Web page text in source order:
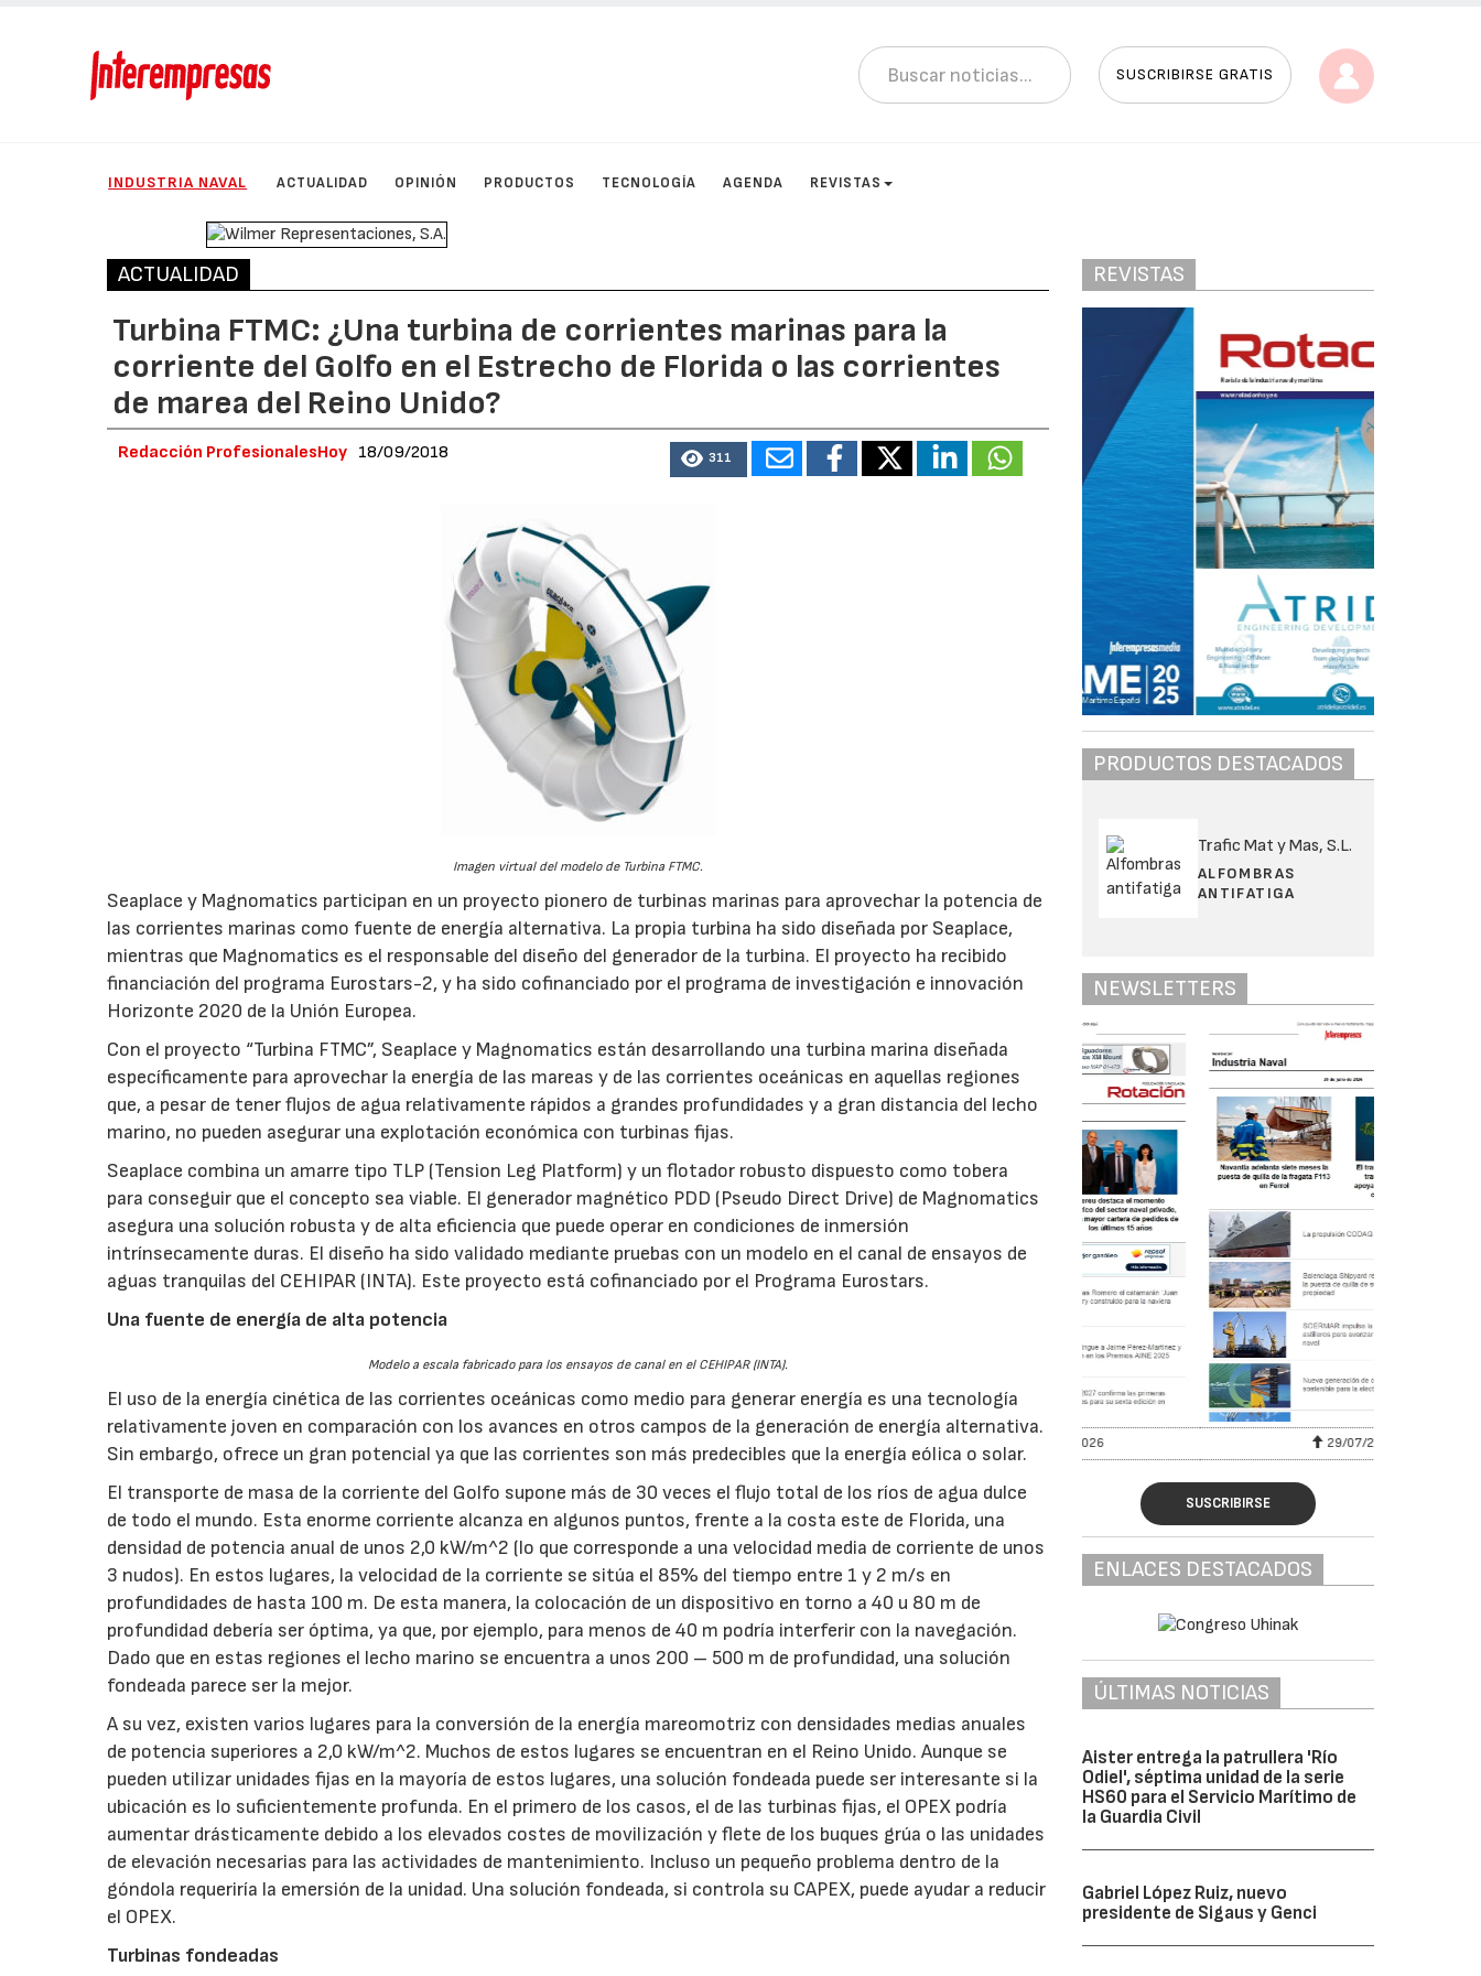
SUSCRIBIRSE GRATIS
INDUSTRIA NAVAL ACTUALIDAD OPINIÓN PRODUCTOS TECNOLOGÍA AGENDA REVISTAS
ACTUALIDAD
Turbina FTMC: ¿Una turbina de corrientes marinas para la
corriente del Golfo en el Estrecho de Florida o las corrientes
de marea del Reino Unido?
Redacción ProfesionalesHoy 18/09/2018 311
Imagen virtual del modelo de Turbina FTMC.
Seaplace y Magnomatics participan en un proyecto pionero de turbinas marinas para aprovechar la potencia de
las corrientes marinas como fuente de energía alternativa. La propia turbina ha sido diseñada por Seaplace,
mientras que Magnomatics es el responsable del diseño del generador de la turbina. El proyecto ha recibido
financiación del programa Eurostars-2, y ha sido cofinanciado por el programa de investigación e innovación
Horizonte 2020 de la Unión Europea.
Con el proyecto “Turbina FTMC”, Seaplace y Magnomatics están desarrollando una turbina marina diseñada
específicamente para aprovechar la energía de las mareas y de las corrientes oceánicas en aquellas regiones
que, a pesar de tener flujos de agua relativamente rápidos a grandes profundidades y a gran distancia del lecho
marino, no pueden asegurar una explotación económica con turbinas fijas.
Seaplace combina un amarre tipo TLP (Tension Leg Platform) y un flotador robusto dispuesto como tobera
para conseguir que el concepto sea viable. El generador magnético PDD (Pseudo Direct Drive) de Magnomatics
asegura una solución robusta y de alta eficiencia que puede operar en condiciones de inmersión
intrínsecamente duras. El diseño ha sido validado mediante pruebas con un modelo en el canal de ensayos de
aguas tranquilas del CEHIPAR (INTA). Este proyecto está cofinanciado por el Programa Eurostars.
Una fuente de energía de alta potencia
Modelo a escala fabricado para los ensayos de canal en el CEHIPAR (INTA).
El uso de la energía cinética de las corrientes oceánicas como medio para generar energía es una tecnología
relativamente joven en comparación con los avances en otros campos de la generación de energía alternativa.
Sin embargo, ofrece un gran potencial ya que las corrientes son más predecibles que la energía eólica o solar.
El transporte de masa de la corriente del Golfo supone más de 30 veces el flujo total de los ríos de agua dulce
de todo el mundo. Esta enorme corriente alcanza en algunos puntos, frente a la costa este de Florida, una
densidad de potencia anual de unos 2,0 kW/m^2 (lo que corresponde a una velocidad media de corriente de unos
3 nudos). En estos lugares, la velocidad de la corriente se sitúa el 85% del tiempo entre 1 y 2 m/s en
profundidades de hasta 100 m. De esta manera, la colocación de un dispositivo en torno a 40 u 80 m de
profundidad debería ser óptima, ya que, por ejemplo, para menos de 40 m podría interferir con la navegación.
Dado que en estas regiones el lecho marino se encuentra a unos 200 – 500 m de profundidad, una solución
fondeada parece ser la mejor.
A su vez, existen varios lugares para la conversión de la energía mareomotriz con densidades medias anuales
de potencia superiores a 2,0 kW/m^2. Muchos de estos lugares se encuentran en el Reino Unido. Aunque se
pueden utilizar unidades fijas en la mayoría de estos lugares, una solución fondeada puede ser interesante si la
ubicación es lo suficientemente profunda. En el primero de los casos, el de las turbinas fijas, el OPEX podría
aumentar drásticamente debido a los elevados costes de movilización y flete de los buques grúa o las unidades
de elevación necesarias para las actividades de mantenimiento. Incluso un pequeño problema dentro de la
góndola requeriría la emersión de la unidad. Una solución fondeada, si controla su CAPEX, puede ayudar a reducir
el OPEX.
Turbinas fondeadas
REVISTAS
PRODUCTOS DESTACADOS
Trafic Mat y Mas, S.L.
ALFOMBRAS
ANTIFATIGA
NEWSLETTERS
SUSCRIBIRSE
ENLACES DESTACADOS
ÚLTIMAS NOTICIAS
Aister entrega la patrullera 'Río
Odiel', séptima unidad de la serie
HS60 para el Servicio Marítimo de
la Guardia Civil
Gabriel López Ruiz, nuevo
presidente de Sigaus y Genci